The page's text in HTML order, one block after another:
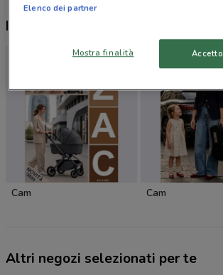
Nuovi prodotti da provare
Cam Cam
Altri negozi selezionati per te
Elenco dei partner
Mostra finalità Accetto